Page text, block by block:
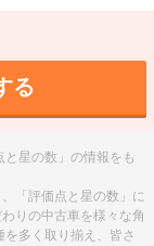
る
星の数」の情報をも
「評価点と星の数」に
りの中古車を様々な角
多く取り揃え、皆さ